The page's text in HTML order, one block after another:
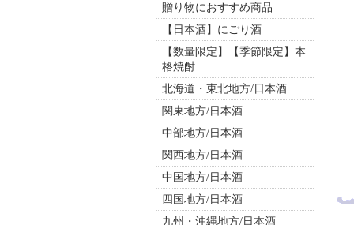
贈り物におすすめ商品
【日本酒】にごり酒
【数量限定】【季節限定】本
格焼酎
北海道・東北地方/日本酒
関東地方/日本酒
中部地方/日本酒
関西地方/日本酒
中国地方/日本酒
四国地方/日本酒
九州・沖縄地方/日本酒